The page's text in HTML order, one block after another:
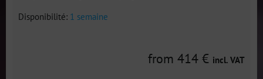
Disponibilité: 1 semaine
from 414 € incl. VAT